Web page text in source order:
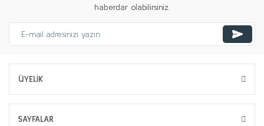
haberdar olabilirsiniz.
ÜYELİK
SAYFALAR